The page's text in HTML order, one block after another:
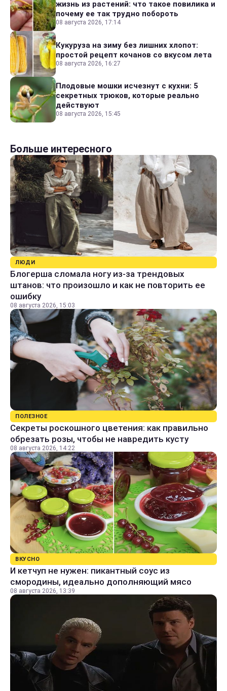
жизнь из растений: что такое повилика и
почему ее так трудно побороть
08 августа 2026, 17:14
Кукуруза на зиму без лишних хлопот:
простой рецепт кочанов со вкусом лета
08 августа 2026, 16:27
Плодовые мошки исчезнут с кухни: 5
секретных трюков, которые реально
действуют
08 августа 2026, 15:45
Больше интересного
ЛЮДИ
Блогерша сломала ногу из-за трендовых
штанов: что произошло и как не повторить ее
ошибку
08 августа 2026, 15:03
ПОЛЕЗНОЕ
Секреты роскошного цветения: как правильно
обрезать розы, чтобы не навредить кусту
08 августа 2026, 14:22
ВКУСНО
И кетчуп не нужен: пикантный соус из
смородины, идеально дополняющий мясо
08 августа 2026, 13:39